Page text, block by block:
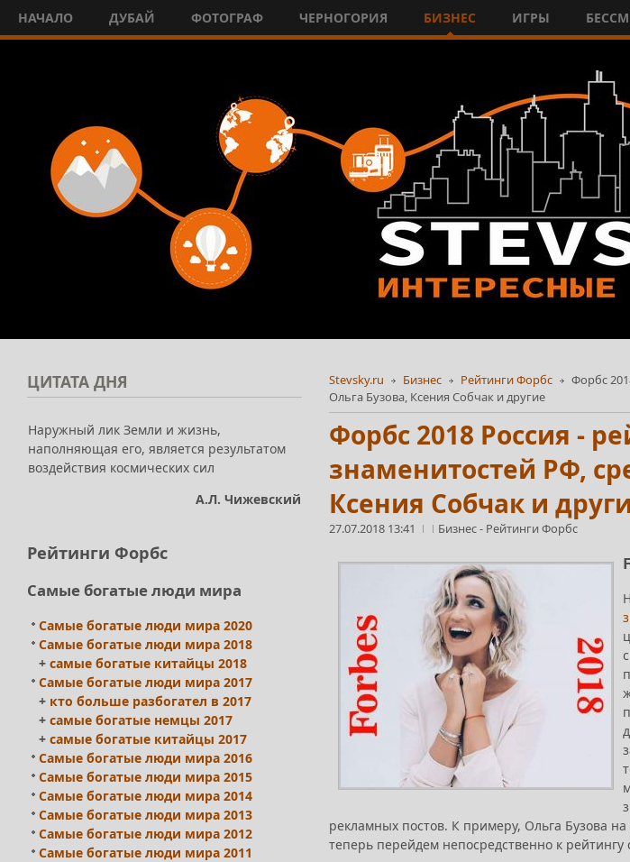
НАЧАЛО ДУБАЙ ФОТОГРАФ ЧЕРНОГОРИЯ БИЗНЕС ИГРЫ
Stevsky.ru Бизнес Рейтинги Форбс
Форбс
Ольга Бузова, Ксения Собчак и другие
Форбс 2018 Россия -
знаменитостей РФ,
Ксения Собчак и
27.07.2018 13:41 Бизнес- Рейтинги Форбс
рекламных постов. К примеру, Ольга Бузова на
теперь перейдем непосредственно к
ЦИТАТА ДНЯ
Наружный лик Земли и жизнь,
наполняющая его, является результатом
воздействия космических сил
А.Л. Чижевский
Рейтинги Форбс
Самые богатые люди мира
Самые богатые люди мира 2020
Самые богатые люди мира 2018
+ самые богатые китайцы 2018
Самые богатые люди мира 2017
+ кто больше разбогател в 2017
+ самые богатые немцы 2017
+ самые богатые китайцы 2017
Самые богатые люди мира 2016
Самые богатые люди мира 2015
Самые богатые люди мира 2014
Самые богатые люди мира 2013
Самые богатые люди мира 2012
Самые богатые люди мира 2011